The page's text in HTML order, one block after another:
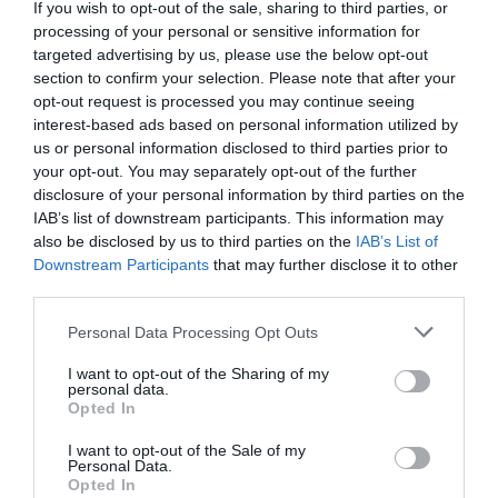
If you wish to opt-out of the sale, sharing to third parties, or
processing of your personal or sensitive information for
targeted advertising by us, please use the below opt-out
section to confirm your selection. Please note that after your
opt-out request is processed you may continue seeing
interest-based ads based on personal information utilized by
us or personal information disclosed to third parties prior to
your opt-out. You may separately opt-out of the further
disclosure of your personal information by third parties on the
IAB’s list of downstream participants. This information may
also be disclosed by us to third parties on the IAB’s List of
Downstream Participants that may further disclose it to other
Personal Data Processing Opt Outs
I want to opt-out of the Sharing of my
personal data.
Opted In
I want to opt-out of the Sale of my
Personal Data.
Opted In
fuseseră puși în protecție, iar părinții, ambii cu
precedente, fuseseră arestați pentru abuz familial
agravat, potrivitfanpage.it.
Descoperire macabră lângă Verona: craniul Larisei,
fetița ucisă împreună cu mama ei, de fratele vitreg
Pentru droguri și ceva euro
să se prostitueze. Părinții o „ofereau” în mod regulat
clienților vârstnici „de încredere” în schimbul unor
doze mici de droguri sau câțiva euro, între 20 și 50. În
total, au fost luate cinci măsuri asigurătorii: două de